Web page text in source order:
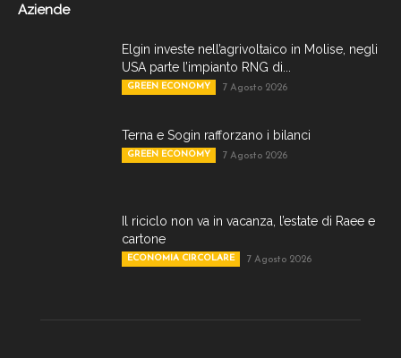
Aziende
Elgin investe nell’agrivoltaico in Molise, negli
USA parte l’impianto RNG di...
GREEN ECONOMY 7 Agosto 2026
Terna e Sogin rafforzano i bilanci
GREEN ECONOMY 7 Agosto 2026
Il riciclo non va in vacanza, l’estate di Raee e
cartone
ECONOMIA CIRCOLARE 7 Agosto 2026